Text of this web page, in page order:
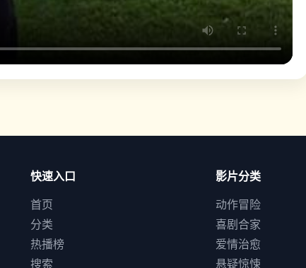
快速入口
首页
分类
热播榜
搜索
影片分类
动作冒险
喜剧合家
爱情治愈
悬疑惊悚